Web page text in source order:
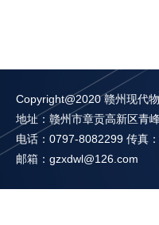
Copyright@2020 赣州现代
地址：赣州市章贡高新区青
电话：0797-8082299 传真
邮箱：gzxdwl@126.com